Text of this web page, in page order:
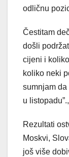
odličnu
Čestitam
došli
cijeni i
koliko neki
sumnjam
u
Rezultati
Moskvi,
još više